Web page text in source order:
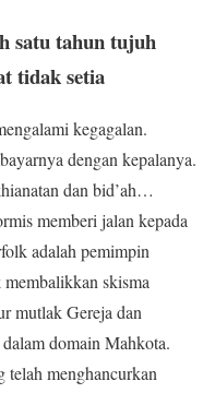
satu tahun tujuh
tidak setia
kegagalan.
dengan kepalanya.
dan bid’ah…
memberi jalan kepada
adalah pemimpin
skisma
mutlak Gereja dan
domain Mahkota.
telah menghancurkan